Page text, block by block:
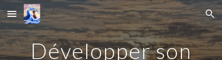
Skip to main content Skip to navigation
Développer son